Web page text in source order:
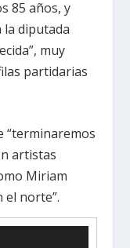
85 años, y
la diputada
muy
partidarias
“terminaremos
artistas
Miriam
el norte”.